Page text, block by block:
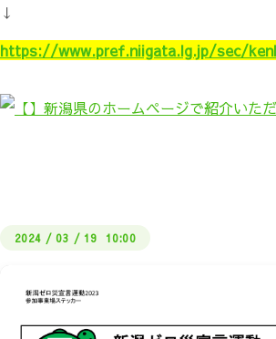
↓
https://www.pref.niigata.lg.jp/sec/
2024 /03 / 19 10:00